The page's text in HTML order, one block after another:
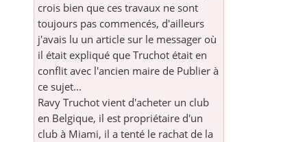
crois bien que ces travaux ne sont
toujours pas commencés, d'ailleurs
j'avais lu un article sur le messager où
il était expliqué que Truchot était en
conflit avec l'ancien maire de Publier à
ce sujet...
Ravy Truchot vient d'acheter un club
en Belgique, il est propriétaire d'un
club à Miami, il a tenté le rachat de la